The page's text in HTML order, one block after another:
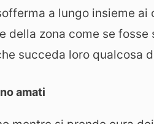
a lungo insieme ai
della zona come se fosse
succeda loro qualcosa
amati